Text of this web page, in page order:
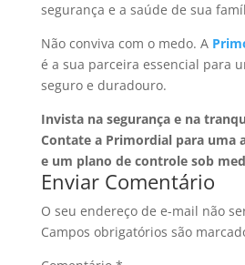
segurança e a saúde de sua
Não conviva com o medo. A
é a sua parceira essencial para
seguro e duradouro.
Invista na segurança e na
Contate a Primordial para uma
e um plano de controle sob
Enviar Comentário
O seu endereço de e-mail não
Campos obrigatórios são